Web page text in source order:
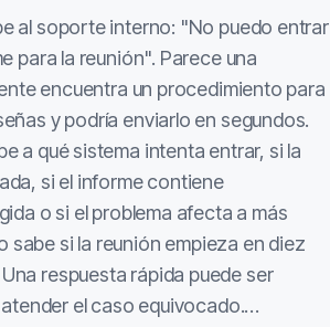
al soporte interno: "No puedo entrar
para la reunión". Parece una
encuentra un procedimiento para
y podría enviarlo en segundos.
a qué sistema intenta entrar, si la
si el informe contiene
o si el problema afecta a más
sabe si la reunión empieza en diez
respuesta rápida puede ser
el caso equivocado.…